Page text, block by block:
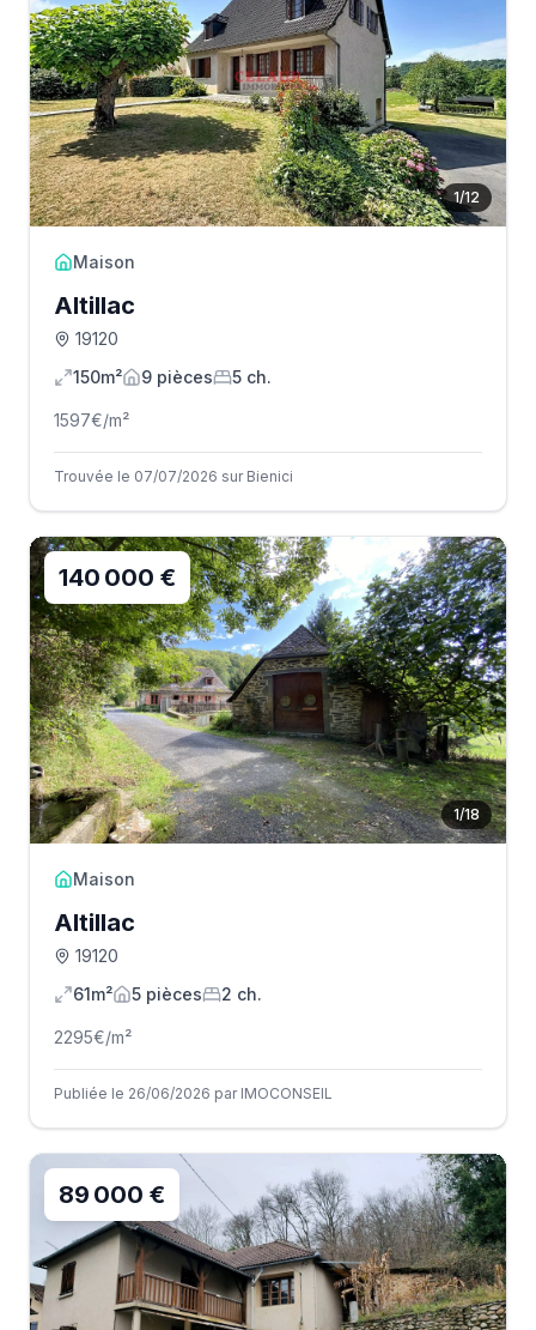
1/12
Maison
Altillac
19120
150m²
9 pièces 5 ch.
1597€/m²
Trouvée le 07/07/2026 sur Bienici
1/18
140 000 €
Maison
Altillac
19120
61m²
5 pièces 2 ch.
2295€/m²
Publiée le 26/06/2026 par IMOCONSEIL
89 000 €